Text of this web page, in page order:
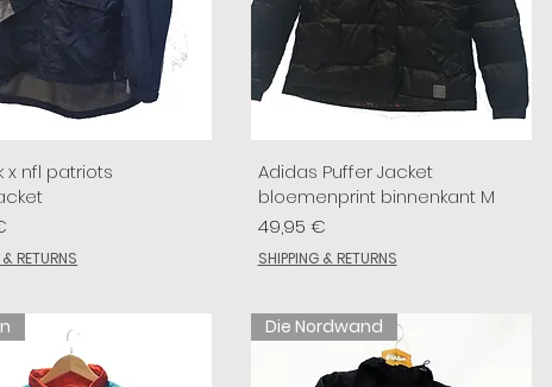
x nfl patriots
RETURNS
Adidas Puffer Jacket
bloemenprint binnenkant M
Preis
49,95 €
SHIPPING & RETURNS
Die Nordwand